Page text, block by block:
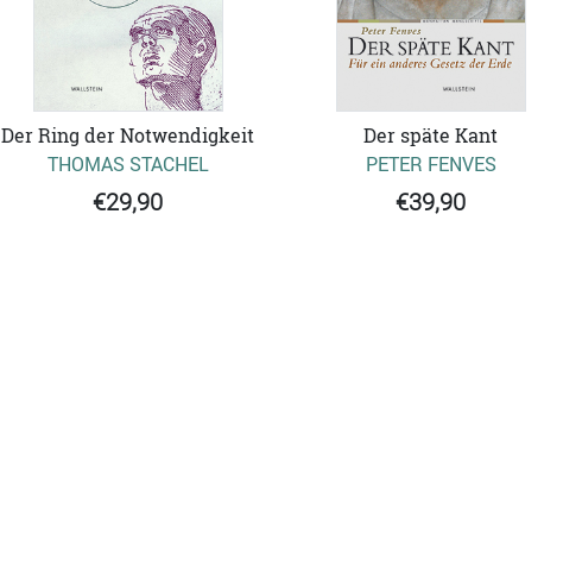
Der Ring der Notwendigkeit
THOMAS STACHEL
€29,90
Der späte Kant
PETER FENVES
€39,90